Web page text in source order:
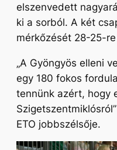
elszenvedett
ki a sorból. A két
mérkőzését 28-25-
„A Gyöngyös elleni
egy 180 fokos
tennünk azért, hogy
Szigetszentmiklósról
ETO jobbszélsője.